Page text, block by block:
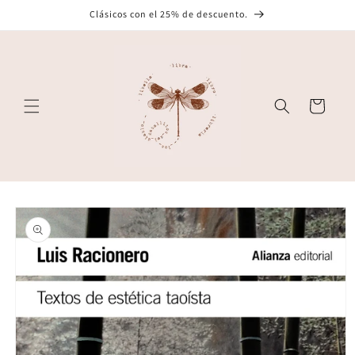
al contenido
Clásicos con el 25% de descuento.
Carrito
directamente
a la
información
del producto